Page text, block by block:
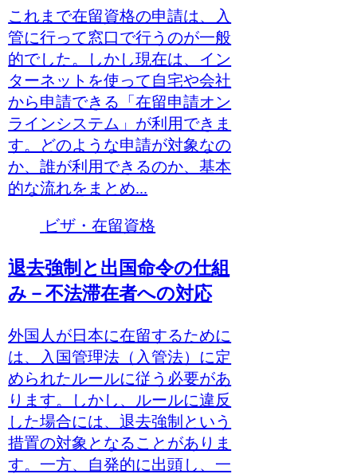
これまで在留資格の申請は、入
管に行って窓口で行うのが一般
的でした。しかし現在は、イン
ターネットを使って自宅や会社
から申請できる「在留申請オン
ラインシステム」が利用できま
す。どのような申請が対象なの
か、誰が利用できるのか、基本
的な流れをまとめ...
ビザ・在留資格
退去強制と出国命令の仕組
み－不法滞在者への対応
外国人が日本に在留するために
は、入国管理法（入管法）に定
められたルールに従う必要があ
ります。しかし、ルールに違反
した場合には、退去強制という
措置の対象となることがありま
す。一方、自発的に出頭し、一